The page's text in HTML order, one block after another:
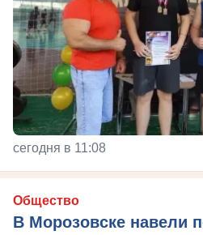
сегодня в 11:08
Общество
В Морозовске навели